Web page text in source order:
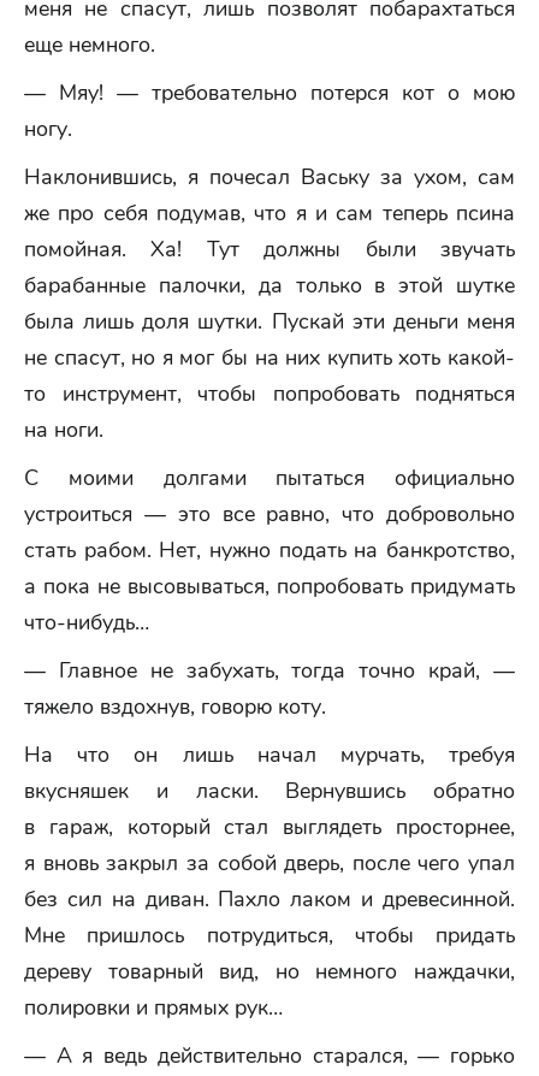
меня не спасут, лишь позволят побарахтаться
еще немного.
— Мяу! — требовательно потерся кот о мою
ногу.
Наклонившись, я почесал Ваську за ухом, сам
же про себя подумав, что я и сам теперь псина
помойная. Ха! Тут должны были звучать
барабанные палочки, да только в этой шутке
была лишь доля шутки. Пускай эти деньги меня
не спасут, но я мог бы на них купить хоть какой-
то инструмент, чтобы попробовать подняться
на ноги.
С моими долгами пытаться официально
устроиться — это все равно, что добровольно
стать рабом. Нет, нужно подать на банкротство,
а пока не высовываться, попробовать придумать
что-нибудь…
— Главное не забухать, тогда точно край, —
тяжело вздохнув, говорю коту.
На что он лишь начал мурчать, требуя
вкусняшек и ласки. Вернувшись обратно
в гараж, который стал выглядеть просторнее,
я вновь закрыл за собой дверь, после чего упал
без сил на диван. Пахло лаком и древесинной.
Мне пришлось потрудиться, чтобы придать
дереву товарный вид, но немного наждачки,
полировки и прямых рук…
— А я ведь действительно старался, — горько